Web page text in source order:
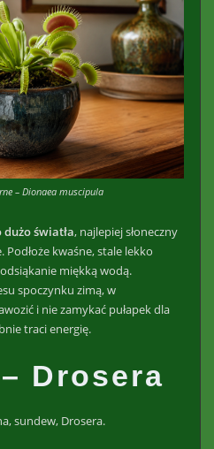
– Dionaea muscipula
dużo światła, najlepiej słoneczny
kwaśne, stale lekko
miękką wodą.
spoczynku zimą, w
i nie zamykać pułapek dla
traci energię.
Drosera
sundew, Drosera.